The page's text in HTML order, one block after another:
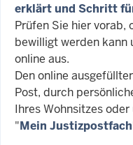
erklärt und Schritt
Prüfen Sie hier vorab,
bewilligt werden kann
online aus.
Den online
Post, durch
Ihres Wohnsitzes
"Mein Justizpostfach